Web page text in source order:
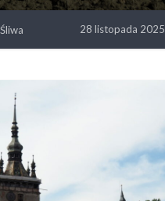
28 listopada 2025